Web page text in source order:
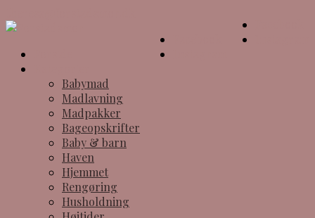
Babymad
Madlavning
Madpakker
Bageopskrifter
Baby & barn
Haven
Hjemmet
Rengøring
Husholdning